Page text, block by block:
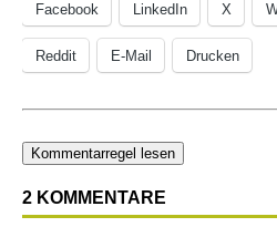
Facebook LinkedIn X
Reddit E-Mail Drucken
Kommentarregel lesen
2 KOMMENTARE